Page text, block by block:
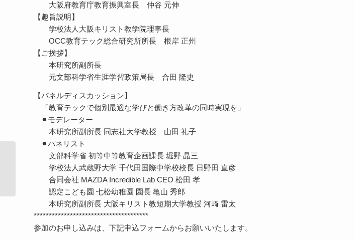
大阪府教育庁教育振興室長 仲谷 元伸
【趣旨説明】
学校法人大阪キリスト教学院理事長
OCC教育テック総合研究所所長 根岸 正州
【ご挨拶】
本研究所副所長
元文部科学省生涯学習政策局長 合田 隆史
【パネルディスカッション】
「教育テックで個別最適な学びと働き方改革の同時実現を」
⚫︎モデレーター
本研究所副所長 同志社大学教授 山田 礼子
⚫︎パネリスト
文部科学省 初等中等教育企画課長 堀野 晶三
学校法人武蔵野大学 千代田国際中学校校長 日野田 直彦
合同会社 MAZDA Incredible Lab CEO 松田 孝
認定こども園 七松幼稚園 園長 亀山 秀郎
本研究所副所長 大阪キリスト教短期大学教授 河﨑 雷太
**************************************
参加のお申し込みは、下記申込フォームからお願いいたします。
赤堀会長が登壇！7月27日【福岡会
場】教育と研究のDXフ�...